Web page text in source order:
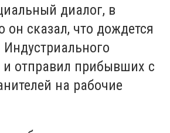
диалог, в
он сказал, что дождется
Индустриального
отправил прибывших с
на рабочие